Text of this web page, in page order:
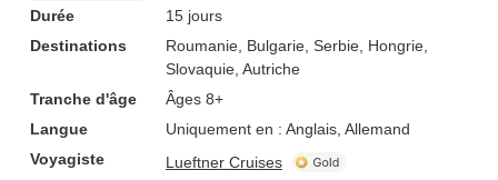
Durée
15 jours
Destinations
Roumanie , Bulgarie , Serbie , Hongrie
Slovaquie , Autriche
Tranche d'âge
Âges 8+
Langue
Uniquement en : Anglais, Allemand
Voyagiste
Lueftner Cruises